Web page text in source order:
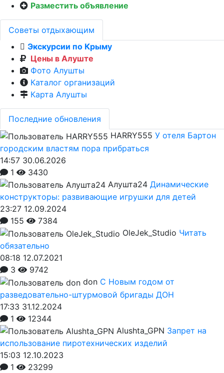
Разместить объявление
Советы отдыхающим
Экскурсии по Крыму
Цены в Алуште
Фото Алушты
Каталог организаций
Карта Алушты
Последние обновления
HARRY555 У отеля Бартон
городским властям пора прибраться
14:57 30.06.2026
1
3430
Алушта24 Динамические
конструкторы: развивающие игрушки для детей
23:27 12.09.2024
155
7384
OleJek_Studio Читать
обязательно
08:18 12.07.2021
3
9742
don С Новым годом от
разведовательно-штурмовой бригады ДОН
17:33 31.12.2024
1
12344
Alushta_GPN Запрет на
использование пиротехнических изделий
15:03 12.10.2023
1
23299